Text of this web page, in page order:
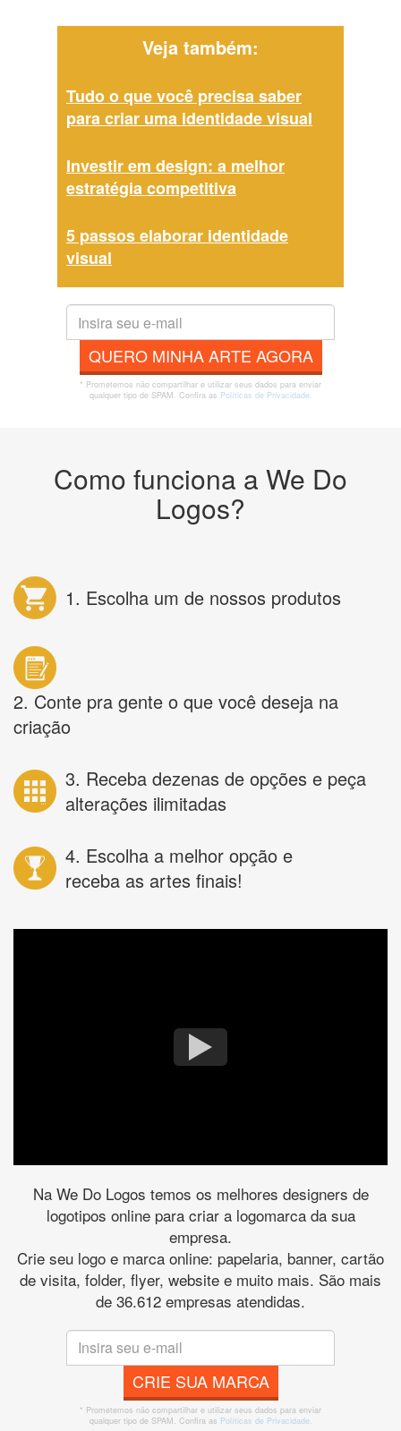
Veja também:
Tudo o que você precisa saber
para criar uma identidade visual
Investir em design: a melhor
estratégia competitiva
5 passos elaborar identidade
visual
QUERO MINHA ARTE AGORA
* Prometemos não compartilhar e utilizar seus dados para enviar
qualquer tipo de SPAM. Confira as Políticas de Privacidade.
Como funciona a We Do
Logos?
1. Escolha um de nossos produtos
2. Conte pra gente o que você deseja na
criação
3. Receba dezenas de opções e peça
alterações ilimitadas
4. Escolha a melhor opção e
receba as artes finais!
Na We Do Logos temos os melhores designers de
logotipos online para criar a logomarca da sua
empresa.
Crie seu logo e marca online: papelaria, banner, cartão
de visita, folder, flyer, website e muito mais. São mais
de 36.612 empresas atendidas.
CRIE SUA MARCA
* Prometemos não compartilhar e utilizar seus dados para enviar
qualquer tipo de SPAM. Confira as Políticas de Privacidade.